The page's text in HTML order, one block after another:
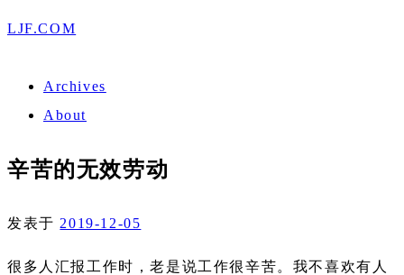
LJF.COM
Archives
About
辛苦的无效劳动
发表于 2019-12-05
很多人汇报工作时，老是说工作很辛苦。我不喜欢有人